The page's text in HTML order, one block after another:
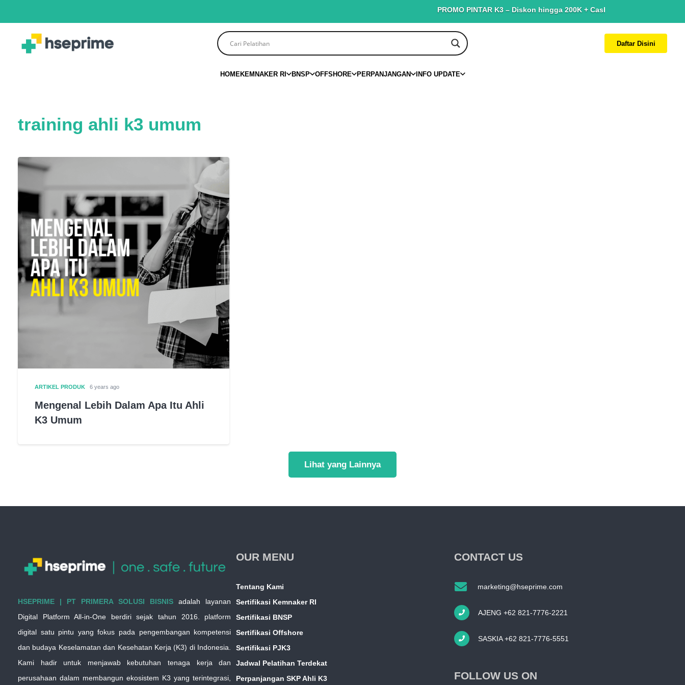
PROMO PINTAR K3 – Diskon hingga 200K + Cashback hingga 150K.
Daftar Disini
HOMEKEMNAKER RI BNSP OFFSHORE PERPANJANGAN INFO UPDATE
training ahli k3 umum
ARTIKEL PRODUK 6 years ago
Mengenal Lebih Dalam Apa Itu Ahli
K3 Umum
Lihat yang Lainnya
HSEPRIME | PT PRIMERA SOLUSI BISNIS adalah layanan
Digital Platform All-in-One berdiri sejak tahun 2016. platform
digital satu pintu yang fokus pada pengembangan kompetensi
dan budaya Keselamatan dan Kesehatan Kerja (K3) di Indonesia.
Kami hadir untuk menjawab kebutuhan tenaga kerja dan
perusahaan dalam membangun ekosistem K3 yang terintegrasi,
OUR MENU
Tentang Kami
Sertifikasi Kemnaker RI
Sertifikasi BNSP
Sertifikasi Offshore
Sertifikasi PJK3
Jadwal Pelatihan Terdekat
Perpanjangan SKP Ahli K3
CONTACT US
marketing@hseprime.com
AJENG +62 821-7776-2221
SASKIA +62 821-7776-5551
FOLLOW US ON